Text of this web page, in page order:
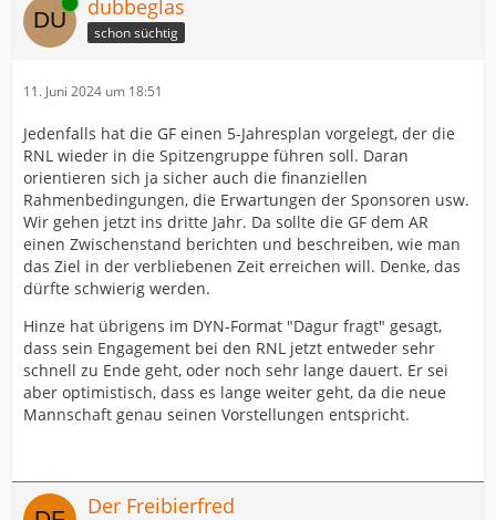
dubbeglas
schon süchtig
11. Juni 2024 um 18:51
Jedenfalls hat die GF einen 5-Jahresplan vorgelegt, der die
RNL wieder in die Spitzengruppe führen soll. Daran
orientieren sich ja sicher auch die finanziellen
Rahmenbedingungen, die Erwartungen der Sponsoren usw.
Wir gehen jetzt ins dritte Jahr. Da sollte die GF dem AR
einen Zwischenstand berichten und beschreiben, wie man
das Ziel in der verbliebenen Zeit erreichen will. Denke, das
dürfte schwierig werden.
Hinze hat übrigens im DYN-Format "Dagur fragt" gesagt,
dass sein Engagement bei den RNL jetzt entweder sehr
schnell zu Ende geht, oder noch sehr lange dauert. Er sei
aber optimistisch, dass es lange weiter geht, da die neue
Mannschaft genau seinen Vorstellungen entspricht.
Der Freibierfred